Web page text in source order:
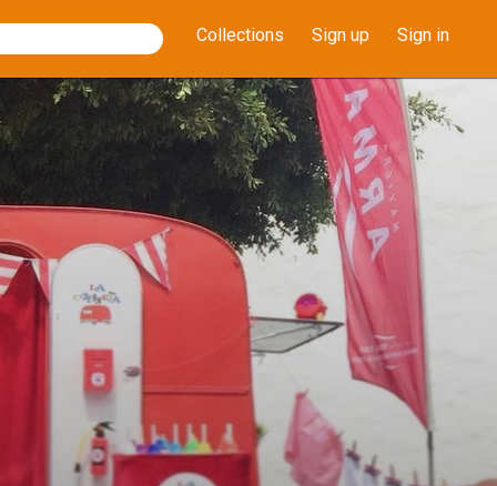
Collections Sign up Sign in